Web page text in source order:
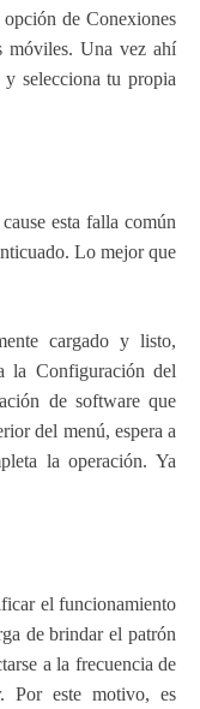
de Conexiones
móviles. Una vez ahí
y selecciona tu propia
esta falla común
Lo mejor que
cargado y listo,
la Configuración del
de software que
del menú, espera a
la operación. Ya
el funcionamiento
de brindar el patrón
a la frecuencia de
Por este motivo, es